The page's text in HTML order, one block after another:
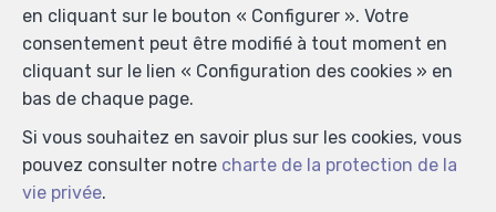
en cliquant sur le bouton « Configurer ». Votre
consentement peut être modifié à tout moment en
cliquant sur le lien « Configuration des cookies » en
bas de chaque page.
Si vous souhaitez en savoir plus sur les cookies, vous
pouvez consulter notre charte de la protection de la
vie privée.